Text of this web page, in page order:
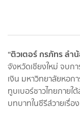
“ติวเตอร์ กรภัทร ลำ
จังหวัดเชียงใหม่ จบ
เงิน มหาวิทยาลัยหอก
ทูบเบอร์ชาวไทยภายใ
บทบาทในซีรีส์วายเรื่อ